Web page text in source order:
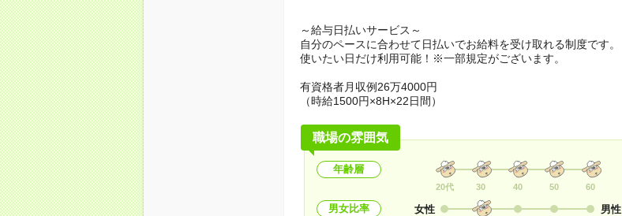
～給与日払いサービス～
自分のペースに合わせて日払いでお給料を受け取れる制度です。
使いたい日だけ利用可能！※一部規定がございます。
有資格者月収例26万4000円
（時給1500円×8H×22日間）
職場の雰囲気
年齢層
20代 30 40 50 60
男女比率 女性 男性